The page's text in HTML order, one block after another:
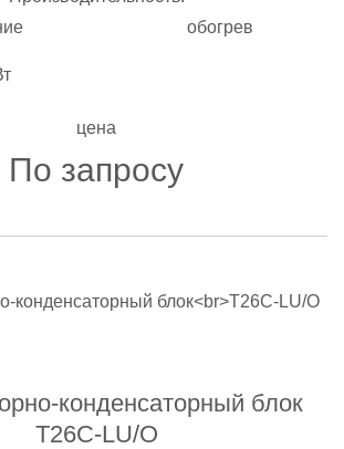
обогрев
цена
По запросу
конденсаторный блок
T26C-LU/O